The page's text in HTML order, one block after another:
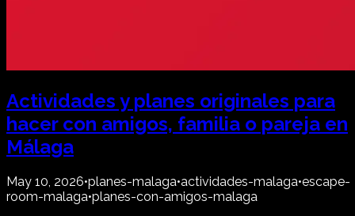
Actividades y planes originales para
hacer con amigos, familia o pareja en
Málaga
May 10, 2026•planes-malaga•actividades-malaga•escape-
room-malaga•planes-con-amigos-malaga